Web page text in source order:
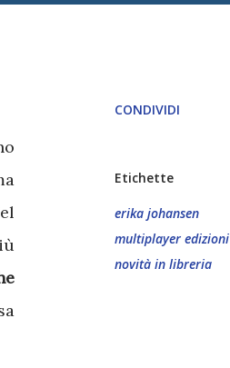
CONDIVIDI
Etichette
erika johansen
multiplayer edizioni
novità in libreria